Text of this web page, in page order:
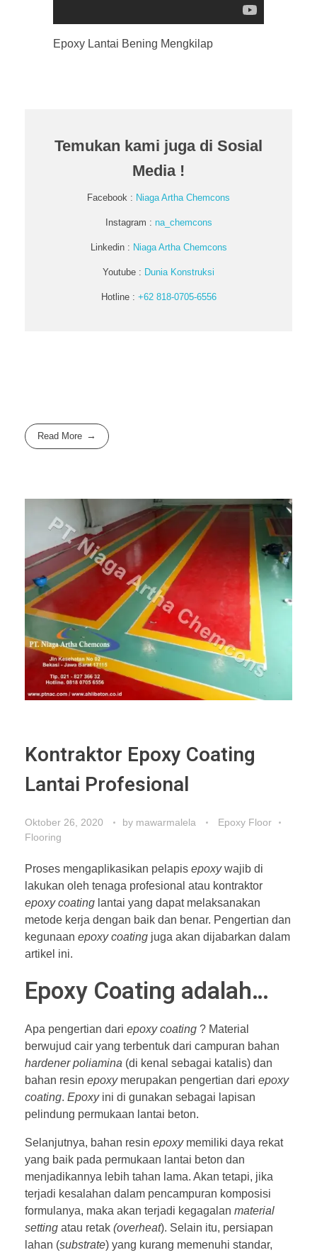
Epoxy Lantai Bening Mengkilap
Temukan kami juga di Sosial
Media !
Facebook : Niaga Artha Chemcons
Instagram : na_chemcons
Linkedin : Niaga Artha Chemcons
Youtube : Dunia Konstruksi
Hotline : +62 818-0705-6556
Read More
Kontraktor Epoxy Coating
Lantai Profesional
Oktober 26, 2020 by mawarmalela
Epoxy Floor
Flooring
Proses mengaplikasikan pelapis epoxywajib di
lakukan oleh tenaga profesional atau kontraktor
epoxy coating lantai yang dapat melaksanakan
metode kerja dengan baik dan benar. Pengertian dan
kegunaan epoxy coating juga akan dijabarkan dalam
artikel ini.
Epoxy Coating adalah…
Apa pengertian dari epoxy coating ? Material
berwujud cair yang terbentuk dari campuran bahan
hardener poliamina (di kenal sebagai katalis) dan
bahan resin epoxymerupakan pengertian dari epoxy
coating. Epoxyini di gunakan sebagai lapisan
pelindung permukaan lantai beton.
Selanjutnya, bahan resin epoxymemiliki daya rekat
yang baik pada permukaan lantai beton dan
menjadikannya lebih tahan lama. Akan tetapi, jika
terjadi kesalahan dalam pencampuran komposisi
formulanya, maka akan terjadi kegagalan material
setting atau retak (overheat). Selain itu, persiapan
lahan (substrate) yang kurang memenuhi standar,